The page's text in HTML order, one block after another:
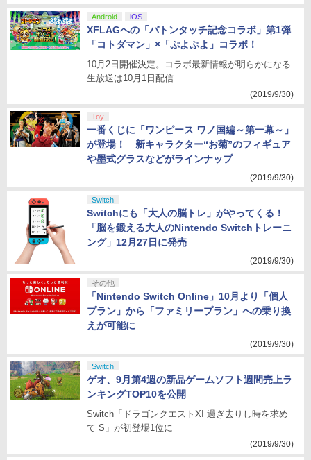
Android iOS
XFLAGへの「バトンタッチ記念コラボ」第1弾
「コトダマン」×「ぷよぷよ」コラボ！
10月2日開催決定。コラボ最新情報が明らかになる
生放送は10月1日配信
(2019/9/30)
Toy
一番くじに「ワンピース ワノ国編～第一幕～」
が登場！ 新キャラクター“お菊”のフィギュア
や墨式グラスなどがラインナップ
(2019/9/30)
Switch
Switchにも「大人の脳トレ」がやってくる！
「脳を鍛える大人のNintendo Switchトレーニ
ング」12月27日に発売
(2019/9/30)
その他
「Nintendo Switch Online」10月より「個人
プラン」から「ファミリープラン」への乗り換
えが可能に
(2019/9/30)
Switch
ゲオ、9月第4週の新品ゲームソフト週間売上ラ
ンキングTOP10を公開
Switch「ドラゴンクエストXI 過ぎ去りし時を求め
て S」が初登場1位に
(2019/9/30)